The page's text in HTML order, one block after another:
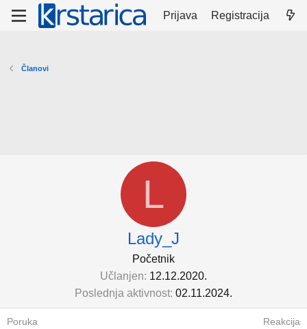
Prijava Registracija
Članovi
L
Lady_J
Početnik
Učlanjen 12.12.2020.
Poslednja aktivnost 02.11.2024.
Poruka Reakcija